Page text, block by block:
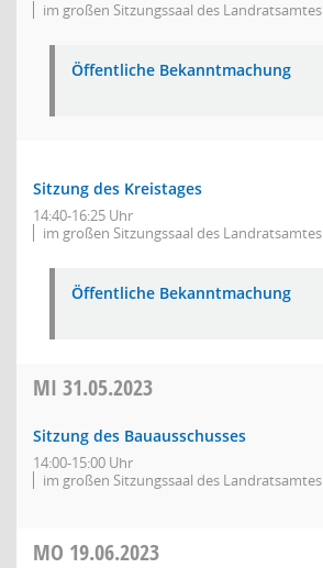
im großen Sitzungssaal des Landratsamtes
Öffentliche Bekanntmachung
Sitzung des Kreistages
14:40-16:25 Uhr
im großen Sitzungssaal des Landratsamtes
Öffentliche Bekanntmachung
MI 31.05.2023
Sitzung des Bauausschusses
14:00-15:00 Uhr
im großen Sitzungssaal des Landratsamtes
MO 19.06.2023